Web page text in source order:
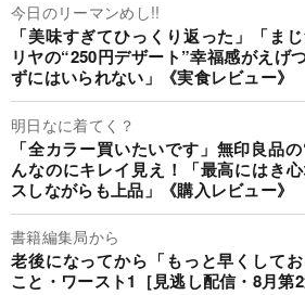
今日のリーマンめし!!
「美味すぎてひっくり返った」「ま
リヤの“250円デザート”幸福感がえげ
ずにはいられない」《実食レビュー》
明日なに着てく？
「全カラー買いたいです」無印良品
んなのにキレイ見え！「最高にはき
スしながらも上品」《購入レビュー》
書籍編集局から
老後になってから「もっと早くして
こと・ワースト1［見逃し配信・8月第2